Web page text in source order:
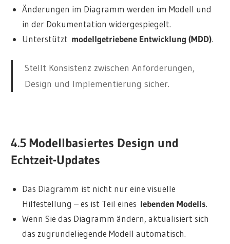
Änderungen im Diagramm werden im Modell und
in der Dokumentation widergespiegelt.
Unterstützt modellgetriebene Entwicklung (MDD).
Stellt Konsistenz zwischen Anforderungen,
Design und Implementierung sicher.
4.5 Modellbasiertes Design und
Echtzeit-Updates
Das Diagramm ist nicht nur eine visuelle
Hilfestellung – es ist Teil eines lebenden Modells.
Wenn Sie das Diagramm ändern, aktualisiert sich
das zugrundeliegende Modell automatisch.